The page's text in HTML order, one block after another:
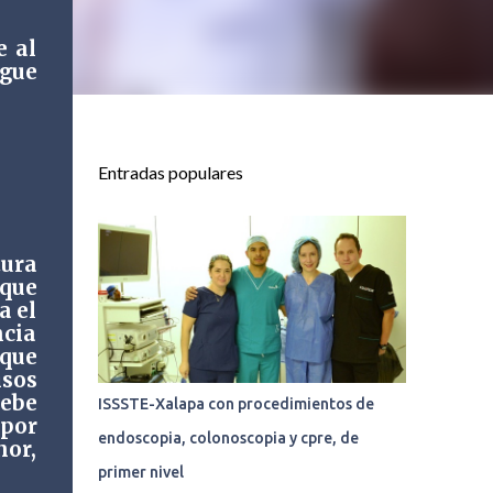
al
el
Entradas populares
ISSSTE-Xalapa con procedimientos de
endoscopia, colonoscopia y cpre, de
primer nivel